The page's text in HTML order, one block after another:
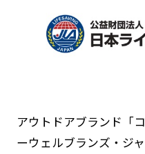
ご挨拶
沿革
組織体制
アウトドアブランド「
ーウェルブランズ・ジ